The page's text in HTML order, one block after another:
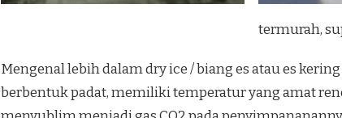
termurah,
Mengenal lebih dalam dry ice / biang es atau es
berbentuk padat, memiliki temperatur yang amat